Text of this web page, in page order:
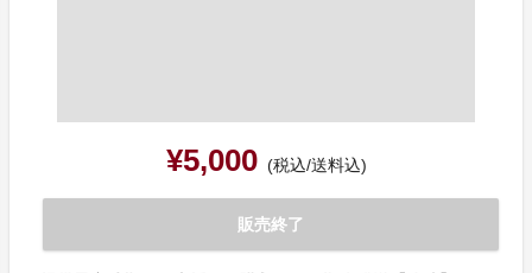
¥5,000 (税込/送料込)
販売終了